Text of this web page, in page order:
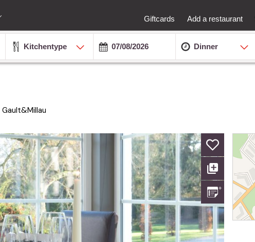
Giftcards Add a restaurant
Kitchentype Dinner
Gault&Millau